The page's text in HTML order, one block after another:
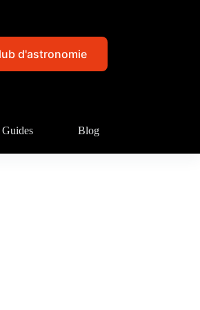
d'astronomie
Guides Blog